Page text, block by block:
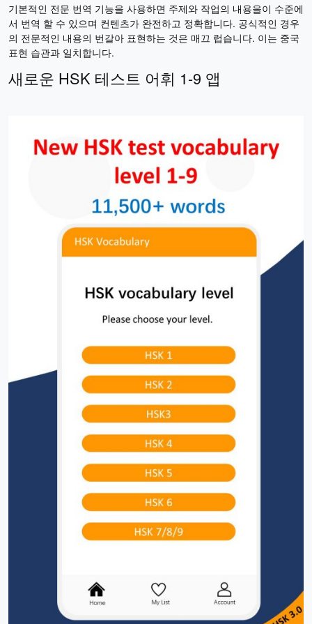
기본적인 전문 번역 기능을 사용하면 주제와 작업의 내용을이 수준에
서 번역 할 수 있으며 컨텐츠가 완전하고 정확합니다. 공식적인 경우
의 전문적인 내용의 번갈아 표현하는 것은 매끄 럽습니다. 이는 중국
표현 습관과 일치합니다.
새로운 HSK 테스트 어휘 1-9 앱